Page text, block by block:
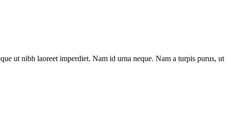
ut nibh laoreet imperdiet. Nam id urna neque. Nam a turpis purus, ut